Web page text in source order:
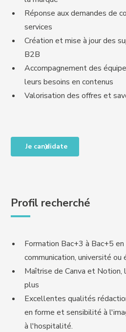
Réponse aux demandes de
services
Création et mise à jour des
B2B
Accompagnement des
leurs besoins en contenus
Valorisation des offres et
Je candidate
Profil recherché
Formation Bac+3 à Bac+5
communication, université ou
Maîtrise de Canva et
plus
Excellentes qualités
en forme et sensibilité à
à l'hospitalité.